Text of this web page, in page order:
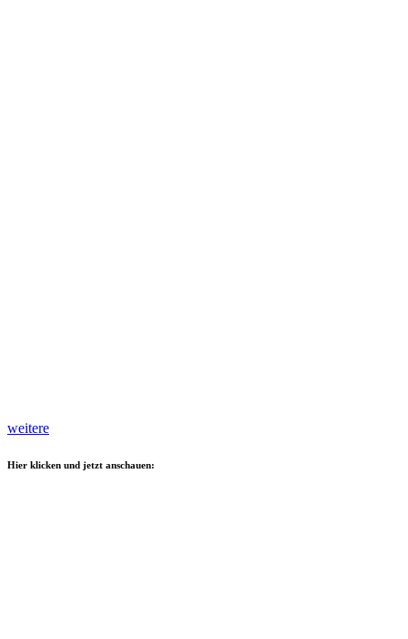
weitere
Hier klicken und jetzt anschauen: